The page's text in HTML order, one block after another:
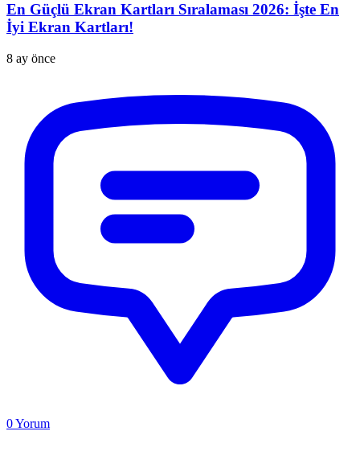
En Güçlü Ekran Kartları Sıralaması 2026: İşte En
İyi Ekran Kartları!
8 ay önce
0Yorum